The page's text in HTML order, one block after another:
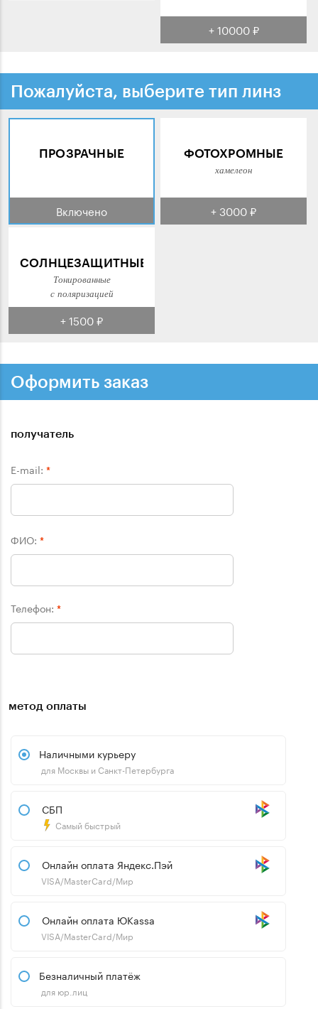
+ 10000 ₽
Пожалуйста, выберите тип линз
ПРОЗРАЧНЫЕ
Включено
ФОТОХРОМНЫЕ
хамелеон
+ 3000 ₽
СОЛНЦЕЗАЩИТНЫЕ
Тонированные
с поляризацией
+ 1500 ₽
Оформить заказ
получатель
E-mail: *
ФИО: *
Телефон: *
метод оплаты
Наличными курьеру
для Москвы и Санкт-Петербурга
СБП
Самый быстрый
Онлайн оплата Яндекс.Пэй
VISA/MasterCard/Мир
Онлайн оплата ЮKassa
VISA/MasterCard/Мир
Безналичный платёж
для юр.лиц